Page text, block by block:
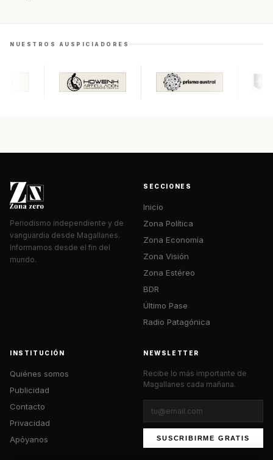
NUESTROS AUSPICIADORES
Periodismo independiente y de
vanguardia desde Magallanes.
Informamos desde el fin del
mundo.
SECCIONES
Inicio
Zona Política
Zona Economía
Zona Visión
Zona Estéreo
BDR
Último Pase
Radio Patagónica
INSTITUCIÓN
Quiénes somos
Publicidad
Contacto
Privacidad
Apóyanos
NEWSLETTER
Recibe lo más importante de
Magallanes cada mañana.
SUSCRIBIRME GRATIS